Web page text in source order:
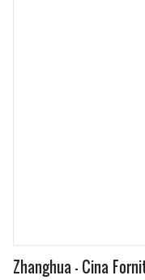
Zhanghua - Cina